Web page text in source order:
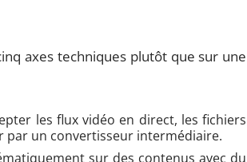
axes techniques plutôt que sur une
les flux vidéo en direct, les fichiers
par un convertisseur intermédiaire.
sur des contenus avec du